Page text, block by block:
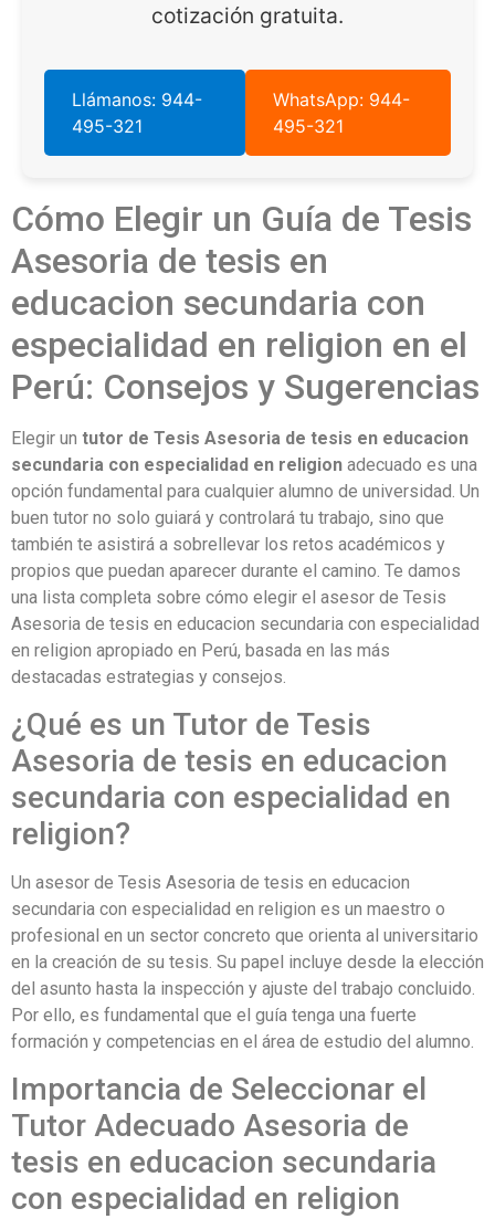
cotización gratuita.
Llámanos: 944-
495-321
WhatsApp: 944-
495-321
Cómo Elegir un Guía de Tesis
Asesoria de tesis en
educacion secundaria con
especialidad en religion en el
Perú: Consejos y Sugerencias
Elegir un tutor de Tesis Asesoria de tesis en educacion
secundaria con especialidad en religion adecuado es una
opción fundamental para cualquier alumno de universidad. Un
buen tutor no solo guiará y controlará tu trabajo, sino que
también te asistirá a sobrellevar los retos académicos y
propios que puedan aparecer durante el camino. Te damos
una lista completa sobre cómo elegir el asesor de Tesis
Asesoria de tesis en educacion secundaria con especialidad
en religion apropiado en Perú, basada en las más
destacadas estrategias y consejos.
¿Qué es un Tutor de Tesis
Asesoria de tesis en educacion
secundaria con especialidad en
religion?
Un asesor de Tesis Asesoria de tesis en educacion
secundaria con especialidad en religion es un maestro o
profesional en un sector concreto que orienta al universitario
en la creación de su tesis. Su papel incluye desde la elección
del asunto hasta la inspección y ajuste del trabajo concluido.
Por ello, es fundamental que el guía tenga una fuerte
formación y competencias en el área de estudio del alumno.
Importancia de Seleccionar el
Tutor Adecuado Asesoria de
tesis en educacion secundaria
con especialidad en religion